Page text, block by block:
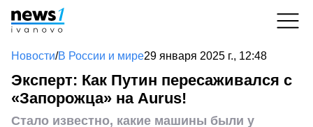
Новости/В России и мире29 января 2025 г., 12:48
Эксперт: Как Путин пересаживался с
«Запорожца» на Aurus!
Стало известно, какие машины были у